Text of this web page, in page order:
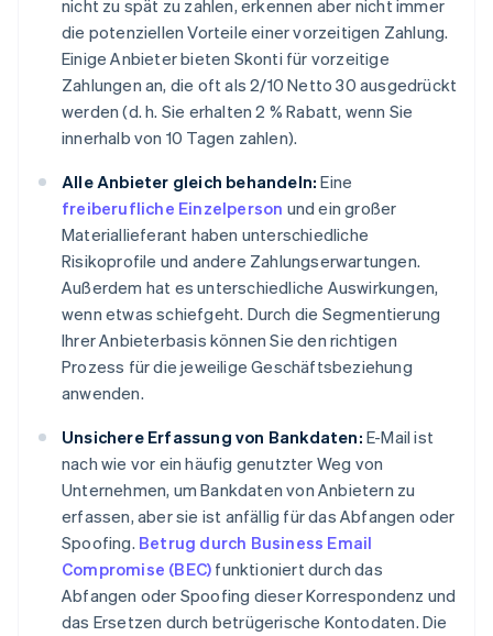
nicht zu spät zu zahlen, erkennen aber nicht immer
die potenziellen Vorteile einer vorzeitigen Zahlung.
Einige Anbieter bieten Skonti für vorzeitige
Zahlungen an, die oft als 2/10 Netto 30 ausgedrückt
werden (d. h. Sie erhalten 2 % Rabatt, wenn Sie
innerhalb von 10 Tagen zahlen).
Alle Anbieter gleich behandeln: Eine
freiberufliche Einzelperson und ein großer
Materiallieferant haben unterschiedliche
Risikoprofile und andere Zahlungserwartungen.
Außerdem hat es unterschiedliche Auswirkungen,
wenn etwas schiefgeht. Durch die Segmentierung
Ihrer Anbieterbasis können Sie den richtigen
Prozess für die jeweilige Geschäftsbeziehung
anwenden.
Unsichere Erfassung von Bankdaten: E-Mail ist
nach wie vor ein häufig genutzter Weg von
Unternehmen, um Bankdaten von Anbietern zu
erfassen, aber sie ist anfällig für das Abfangen oder
Spoofing. Betrug durch Business Email
Compromise (BEC) funktioniert durch das
Abfangen oder Spoofing dieser Korrespondenz und
das Ersetzen durch betrügerische Kontodaten. Die